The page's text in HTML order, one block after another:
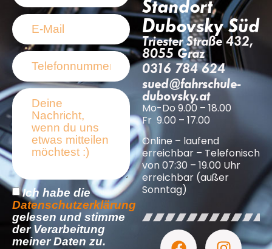
Standort
Dubovsky Süd
Triester Straße 432,
8055 Graz
0316 784 624
sued@fahrschule-
dubovsky.at
Mo-Do 9.00 – 18.00
Fr 9.00 – 17.00
Online – laufend
erreichbar – Telefonisch
von 07:30 – 19.00 Uhr
erreichbar (außer
Sonntag)
Ich habe die
Datenschutzerklärung
gelesen und stimme
der Verarbeitung
meiner Daten zu.